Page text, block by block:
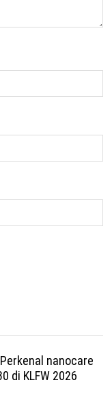
nanocare
di KLFW 2026